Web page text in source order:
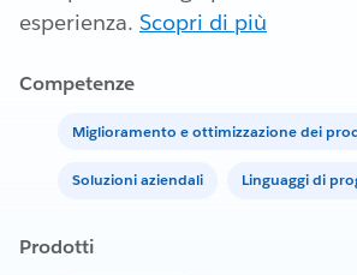
esperienza. Scopri di più
Competenze
Miglioramento e ottimizzazione dei
Soluzioni aziendali Linguaggi di
Prodotti